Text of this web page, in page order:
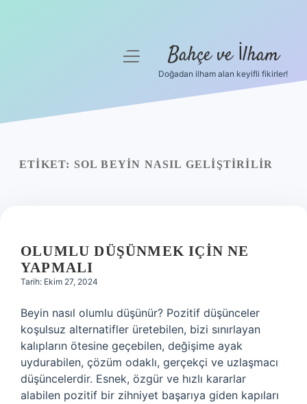
Yasal Uyarı
menüyü
Bahçe ve İlham
Doğadan ilham alan keyifli fikirler!
ETIKET: SOL BEYIN NASIL GELIŞTIRILIR
OLUMLU DÜŞÜNMEK IÇIN NE
YAPMALI
Tarih: Ekim 27, 2024
Beyin nasıl olumlu düşünür? Pozitif düşünceler
koşulsuz alternatifler üretebilen, bizi sınırlayan
kalıpların ötesine geçebilen, değişime ayak
uydurabilen, çözüm odaklı, gerçekçi ve uzlaşmacı
düşüncelerdir. Esnek, özgür ve hızlı kararlar
alabilen pozitif bir zihniyet başarıya giden kapıları